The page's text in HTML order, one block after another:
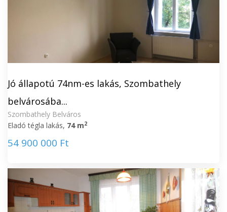
Jó állapotú 74nm-es lakás, Szombathely
belvárosába...
Szombathely Belváros
Eladó tégla lakás, 74 m2
54 900 000 Ft